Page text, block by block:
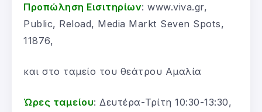
Προπώληση Εισιτηρίων: www.viva.gr,
Public, Reload, Media Markt Seven Spots,
11876,
και στο ταμείο του θεάτρου Αμαλία
Ώρες ταμείου: Δευτέρα-Τρίτη 10:30-13:30,